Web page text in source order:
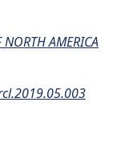
AMERICA